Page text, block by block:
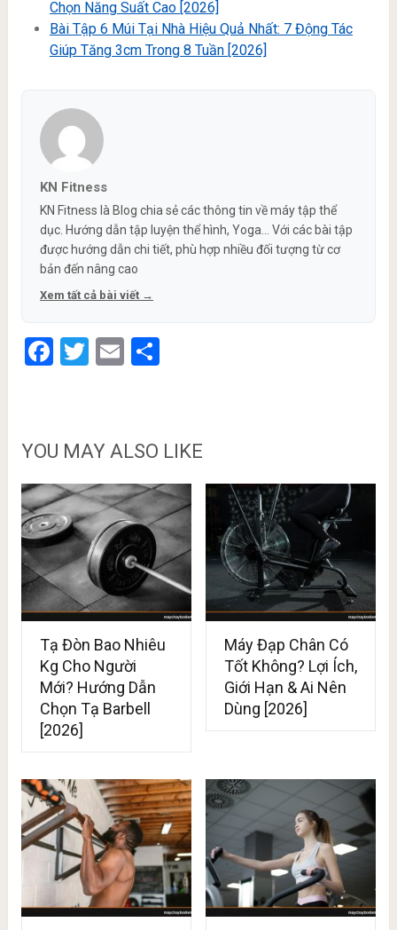
Chọn Năng Suất Cao [2026]
Bài Tập 6 Múi Tại Nhà Hiệu Quả Nhất: 7 Động Tác
Giúp Tăng 3cm Trong 8 Tuần [2026]
KN Fitness
KN Fitness là Blog chia sẻ các thông tin về máy tập thể
dục. Hướng dẫn tập luyện thể hình, Yoga... Với các bài tập
được hướng dẫn chi tiết, phù hợp nhiều đối tượng từ cơ
bản đến nâng cao
Xem tất cả bài viết →
Facebook
Twitter
EmailShare
YOU MAY ALSO LIKE
Tạ Đòn Bao Nhiêu
Kg Cho Người
Mới? Hướng Dẫn
Chọn Tạ Barbell
[2026]
Máy Đạp Chân Có
Tốt Không? Lợi Ích,
Giới Hạn & Ai Nên
Dùng [2026]